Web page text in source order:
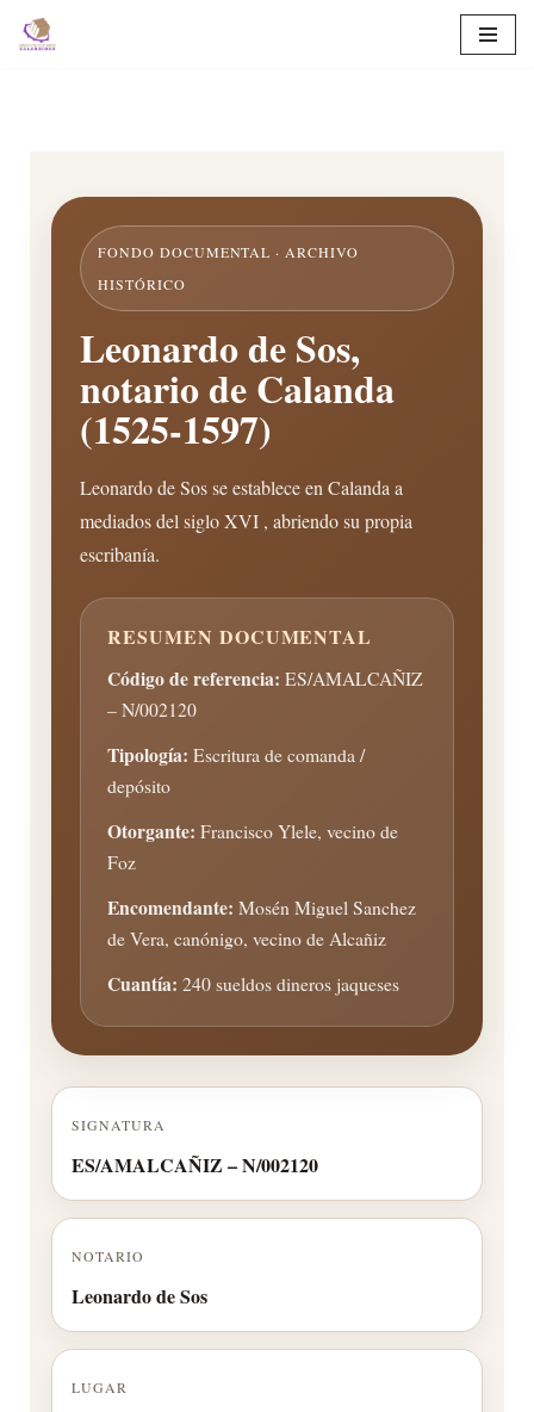
FONDO DOCUMENTAL · ARCHIVO
HISTÓRICO
Leonardo de Sos,
notario de Calanda
(1525-1597)
Leonardo de Sos se establece en Calanda a
mediados del siglo XVI , abriendo su propia
escribanía.
RESUMEN DOCUMENTAL
Código de referencia: ES/AMALCAÑIZ
– N/002120
Tipología: Escritura de comanda /
depósito
Otorgante: Francisco Ylele, vecino de
Foz
Encomendante: Mosén Miguel Sanchez
de Vera, canónigo, vecino de Alcañiz
Cuantía: 240 sueldos dineros jaqueses
SIGNATURA
ES/AMALCAÑIZ – N/002120
NOTARIO
Leonardo de Sos
LUGAR